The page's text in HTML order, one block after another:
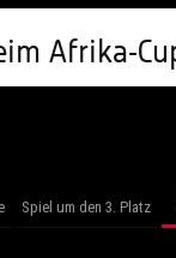
Afrika-
Spiel um den 3. Platz